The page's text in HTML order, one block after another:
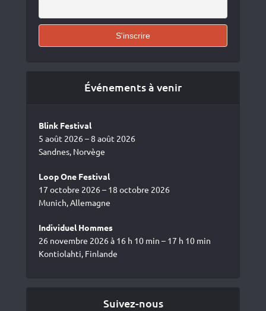
Événements à venir
Blink Festival
5 août 2026 – 8 août 2026
Sandnes, Norvège
Loop One Festival
17 octobre 2026 – 18 octobre 2026
Munich, Allemagne
Individuel Hommes
26 novembre 2026 à 16 h 10 min – 17 h 10 min
Kontiolahti, Finlande
Suivez-nous